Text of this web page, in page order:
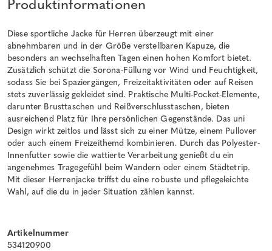
Produktinformationen
Diese sportliche Jacke für Herren überzeugt mit einer
abnehmbaren und in der Größe verstellbaren Kapuze, die
besonders an wechselhaften Tagen einen hohen Komfort bietet.
Zusätzlich schützt die Sorona-Füllung vor Wind und Feuchtigkeit,
sodass Sie bei Spaziergängen, Freizeitaktivitäten oder auf Reisen
stets zuverlässig gekleidet sind. Praktische Multi-Pocket-Elemente,
darunter Brusttaschen und Reißverschlusstaschen, bieten
ausreichend Platz für Ihre persönlichen Gegenstände. Das uni
Design wirkt zeitlos und lässt sich zu einer Mütze, einem Pullover
oder auch einem Freizeithemd kombinieren. Durch das Polyester-
Innenfutter sowie die wattierte Verarbeitung genießt du ein
angenehmes Tragegefühl beim Wandern oder einem Städtetrip.
Mit dieser Herrenjacke triffst du eine robuste und pflegeleichte
Wahl, auf die du in jeder Situation zählen kannst.
Artikelnummer
534120900